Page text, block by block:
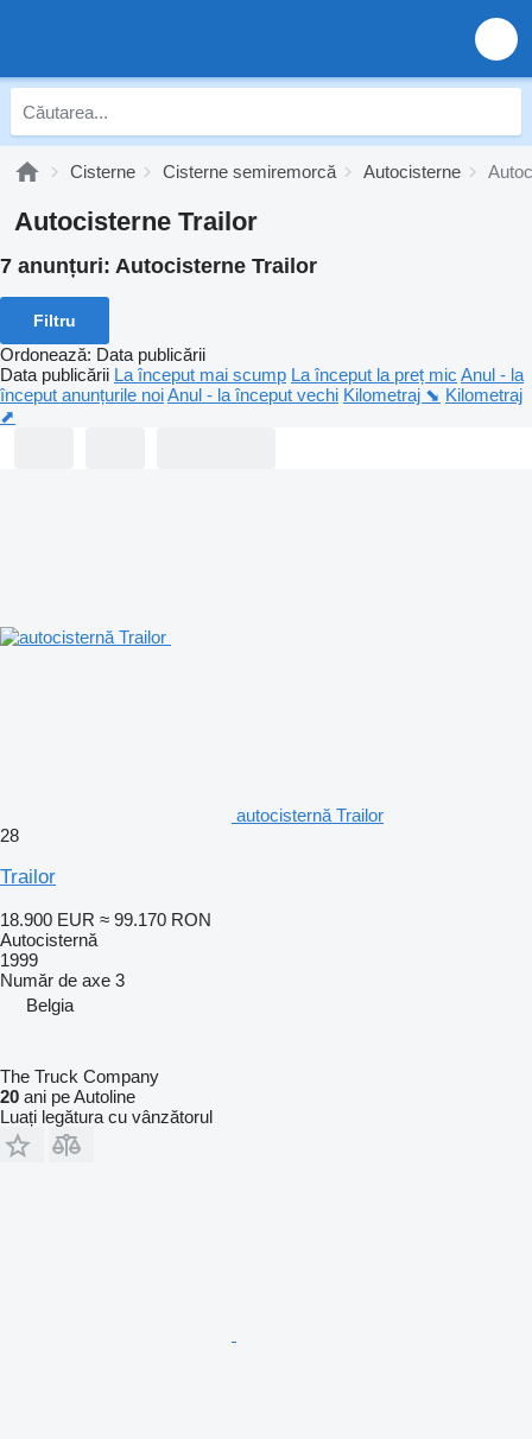
Cisterne Cisterne semiremorcă Autocisterne
Autocisterne Trailor
7 anunțuri: Autocisterne Trailor
Filtru
Ordonează: Data publicării
Data publicării La început mai scump La început la preț mic Anul - la
început anunțurile noiAnul - la început vechi Kilometraj ⬊ Kilometraj
⬈
autocisternă Trailor
28
Trailor
18.900 EUR ≈ 99.170 RON
Autocisternă
1999
Număr de axe 3
Belgia
The Truck Company
20 ani pe Autoline
Luați legătura cu vânzătorul